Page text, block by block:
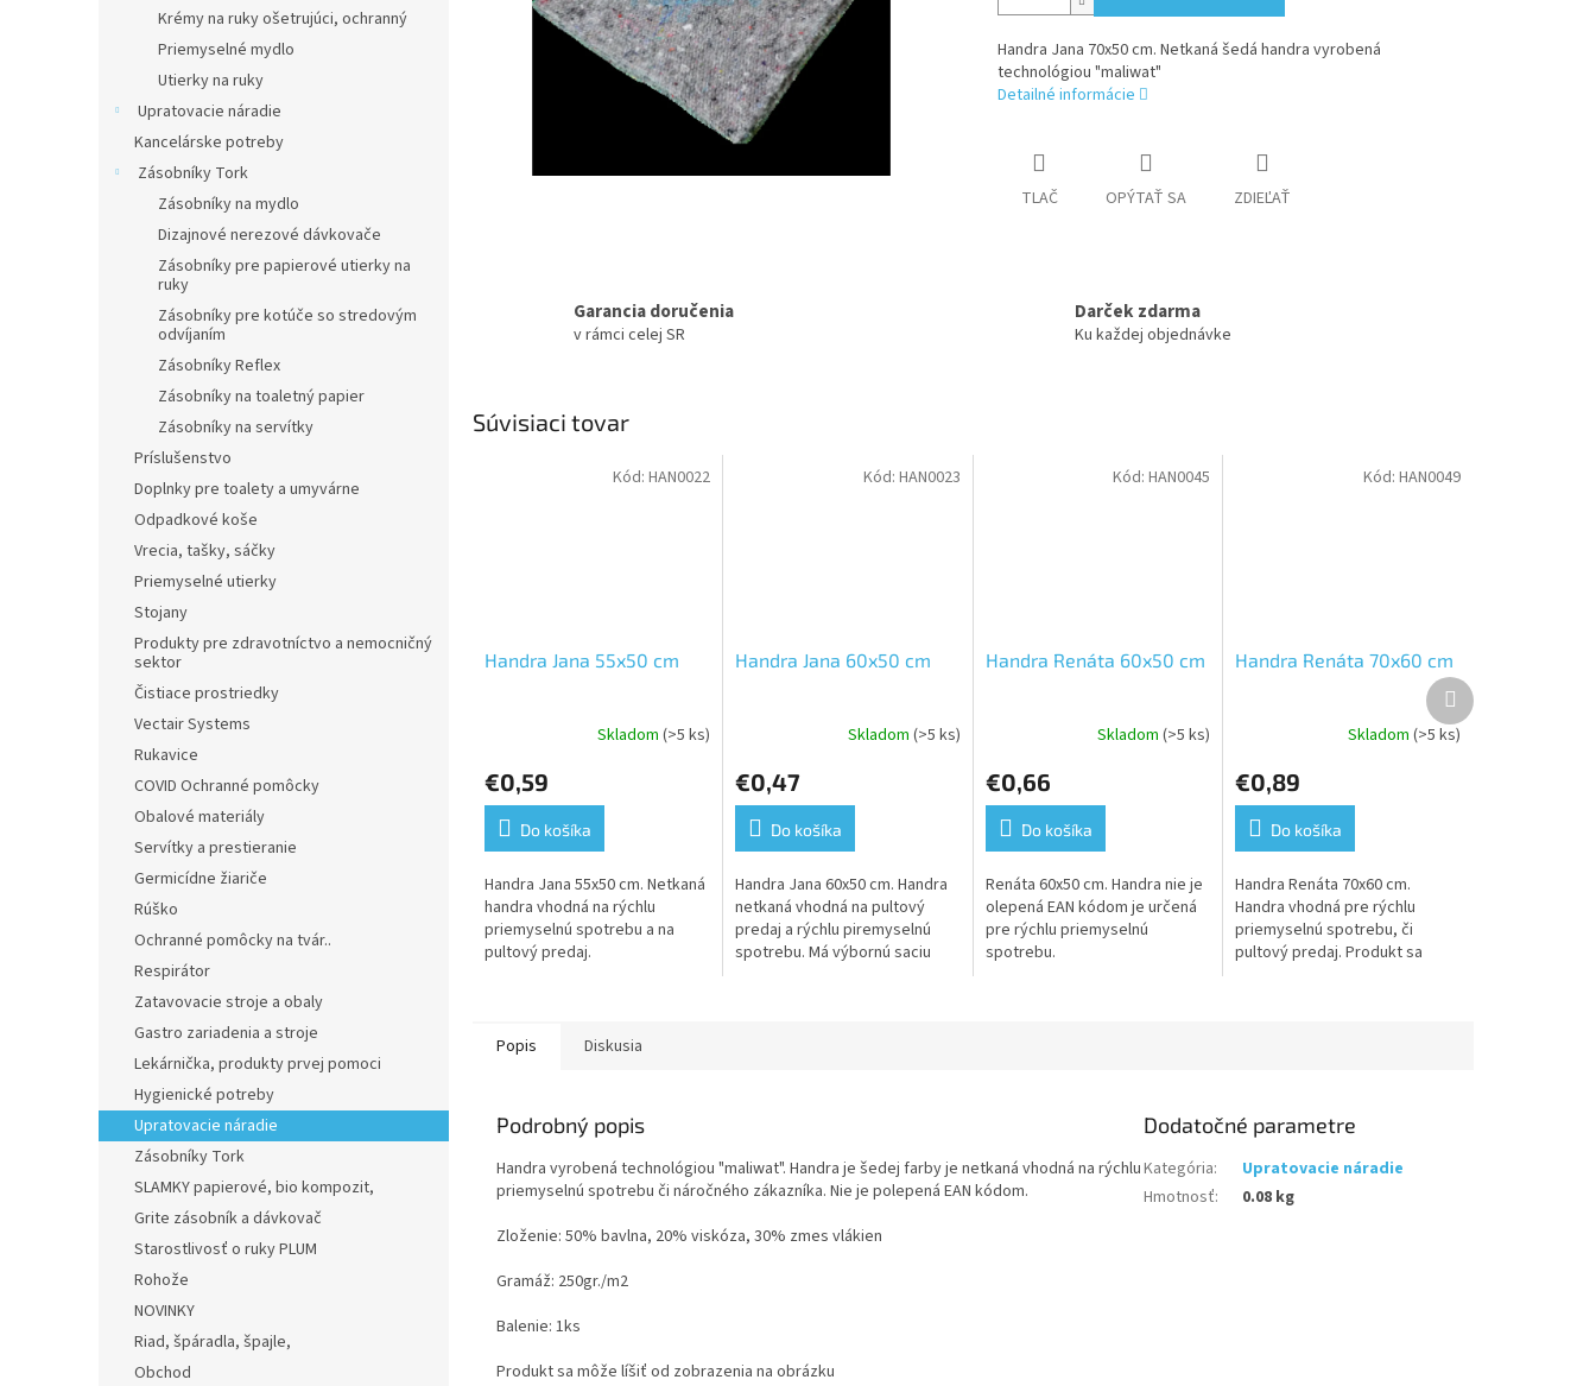
Krémy na ruky ošetrujúci, ochranný
Priemyselné mydlo
Utierky na ruky
Upratovacie náradie
Kancelárske potreby
Zásobníky Tork
Zásobníky na mydlo
Dizajnové nerezové dávkovače
Zásobníky pre papierové utierky na
ruky
Zásobníky pre kotúče so stredovým
odvíjaním
Zásobníky Reflex
Zásobníky na toaletný papier
Zásobníky na servítky
Príslušenstvo
Doplnky pre toalety a umyvárne
Odpadkové koše
Vrecia, tašky, sáčky
Priemyselné utierky
Stojany
Produkty pre zdravotníctvo a nemocničný
sektor
Čistiace prostriedky
Vectair Systems
Rukavice
COVID Ochranné pomôcky
Obalové materiály
Servítky a prestieranie
Germicídne žiariče
Rúško
Ochranné pomôcky na tvár..
Respirátor
Zatavovacie stroje a obaly
Gastro zariadenia a stroje
Lekárnička, produkty prvej pomoci
Hygienické potreby
Upratovacie náradie
Zásobníky Tork
SLAMKY papierové, bio kompozit,
Grite zásobník a dávkovač
Starostlivosť o ruky PLUM
Rohože
NOVINKY
Riad, špáradla, špajle,
Obchod
Handra Jana 70x50 cm. Netkaná šedá handra vyrobená
technológiou "maliwat"
Detailné informácie
TLAČ OPÝTAŤ SA ZDIEĽAŤ
Garancia doručenia
v rámci celej SR
Darček zdarma
Ku každej objednávke
Súvisiaci tovar
Handra Jana 55x50 cm
Skladom (>5 ks)
€0,59
Do košíka
Handra Jana 55x50 cm. Netkaná
handra vhodná na rýchlu
priemyselnú spotrebu a na
pultový predaj.
Kód: HAN0022
Handra Jana 60x50 cm
Skladom (>5 ks)
€0,47
Do košíka
Handra Jana 60x50 cm. Handra
netkaná vhodná na pultový
predaj a rýchlu piremyselnú
spotrebu. Má výbornú saciu
Kód: HAN0023
Handra Renáta 60x50 cm
Skladom(>5 ks)
€0,66
Do košíka
Renáta 60x50 cm. Handra nie je
olepená EAN kódom je určená
pre rýchlu priemyselnú
spotrebu.
Kód:HAN0045
Handra Renáta 70x60 cm
produktu
je
5,0
z
5
hviezdičiek.
Skladom(>5 ks)
€0,89
Do košíka
Handra Renáta 70x60 cm.
Handra vhodná pre rýchlu
priemyselnú spotrebu, či
pultový predaj. Produkt sa
Kód: HAN0049
Ďalší
produkt
Popis Diskusia
Podrobný popis
Handra vyrobená technológiou "maliwat". Handra je šedej farby je netkaná vhodná na rýchlu
priemyselnú spotrebu či náročného zákazníka. Nie je polepená EAN kódom.
Zloženie: 50% bavlna, 20% viskóza, 30% zmes vlákien
Gramáž: 250gr./m2
Balenie: 1ks
Produkt sa môže líšiť od zobrazenia na obrázku
Dodatočné parametre
Kategória:
Upratovacie náradie
Hmotnosť: 0.08 kg